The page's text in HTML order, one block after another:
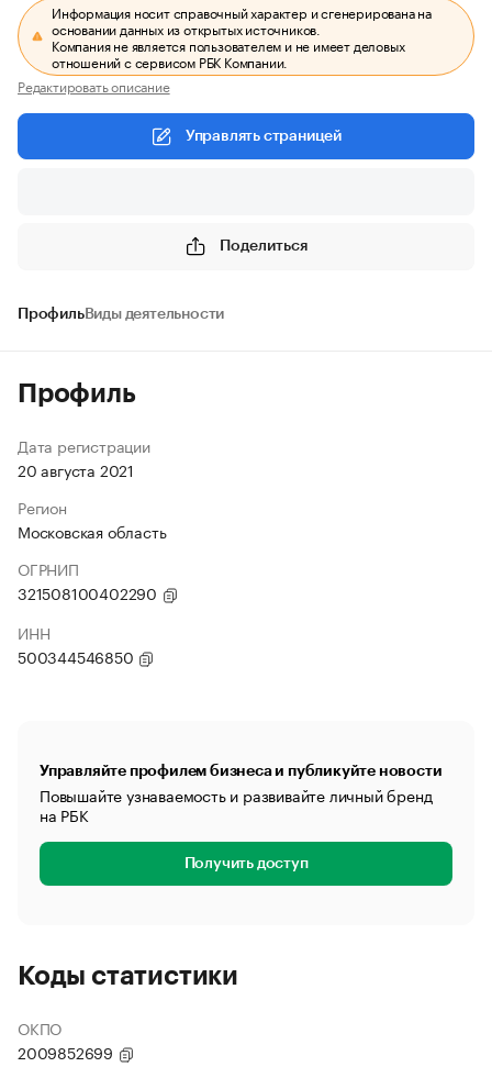
Информация носит справочный характер и сгенерирована на
основании данных из открытых источников.
Компания не является пользователем и не имеет деловых
отношений с сервисом РБК Компании.
Редактировать описание
Управлять страницей
Поделиться
ПрофильВиды деятельности
Профиль
Дата регистрации
20 августа 2021
Регион
Московская область
ОГРНИП
321508100402290
ИНН
500344546850
Управляйте профилем бизнеса и публикуйте новости
Повышайте узнаваемость и развивайте личный бренд
на РБК
Получить доступ
Коды статистики
ОКПО
2009852699